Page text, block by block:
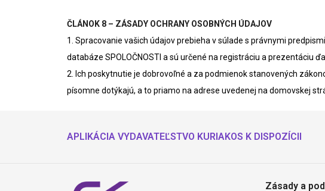
ČLÁNOK 8 – ZÁSADY OCHRANY OSOBNÝCH ÚDAJOV
1. Spracovanie vašich údajov prebieha v súlade s právnymi
databáze SPOLOČNOSTI a sú určené na registráciu a prezentáciu
2. Ich poskytnutie je dobrovoľné a za podmienok stanovených
písomne dotýkajú, a to priamo na adrese uvedenej na domovskej
APLIKÁCIA VYDAVATEĽSTVO KURIAKOS K DISPOZÍCII
Zásady a